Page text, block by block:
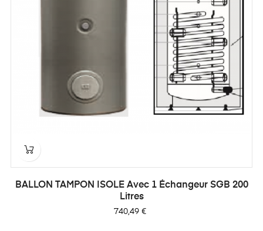
BALLON TAMPON ISOLE Avec 1 Échangeur SGB 200
Litres
Prix
740,49 €